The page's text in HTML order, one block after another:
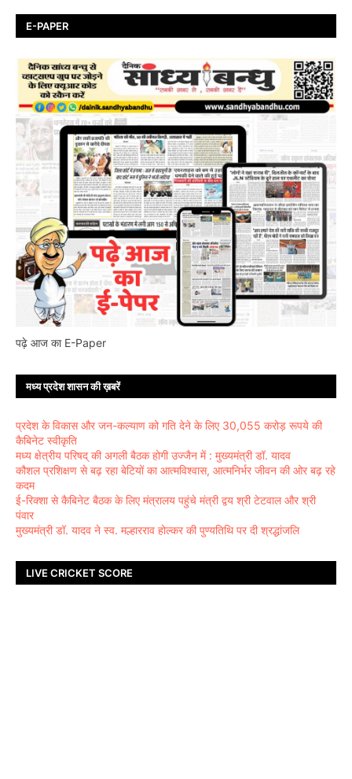
E-PAPER
पढ़े आज का E-Paper
मध्य प्रदेश शासन की ख़बरें
प्रदेश के विकास और जन-कल्याण को गति देने के लिए 30,055 करोड़ रूपये की
कैबिनेट स्वीकृति
मध्य क्षेत्रीय परिषद् की अगली बैठक होगी उज्जैन में : मुख्यमंत्री डॉ. यादव
कौशल प्रशिक्षण से बढ़ रहा बेटियों का आत्मविश्वास, आत्मनिर्भर जीवन की ओर बढ़ रहे
कदम
ई-रिक्शा से कैबिनेट बैठक के लिए मंत्रालय पहुंचे मंत्री द्वय श्री टेटवाल और श्री
पंवार
मुख्यमंत्री डॉ. यादव ने स्व. मल्हारराव होल्कर की पुण्यतिथि पर दी श्रद्धांजलि
LIVE CRICKET SCORE